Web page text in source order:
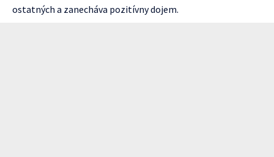
ostatných a zanecháva pozitívny dojem.